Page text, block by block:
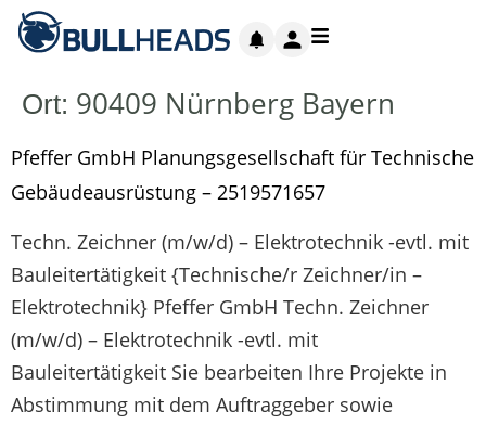
Ort: 90409 Nürnberg Bayern
Pfeffer GmbH Planungsgesellschaft für Technische
Gebäude­ausrüstung – 2519571657
Techn. Zeichner (m/w/d) – Elektrotechnik -evtl. mit
Bauleitertätigkeit {Technische/r Zeichner/in –
Elektrotechnik} Pfeffer GmbH Techn. Zeichner
(m/w/d) – Elektrotechnik -evtl. mit
Bauleitertätigkeit Sie bearbeiten Ihre Projekte in
Abstimmung mit dem Auftraggeber sowie